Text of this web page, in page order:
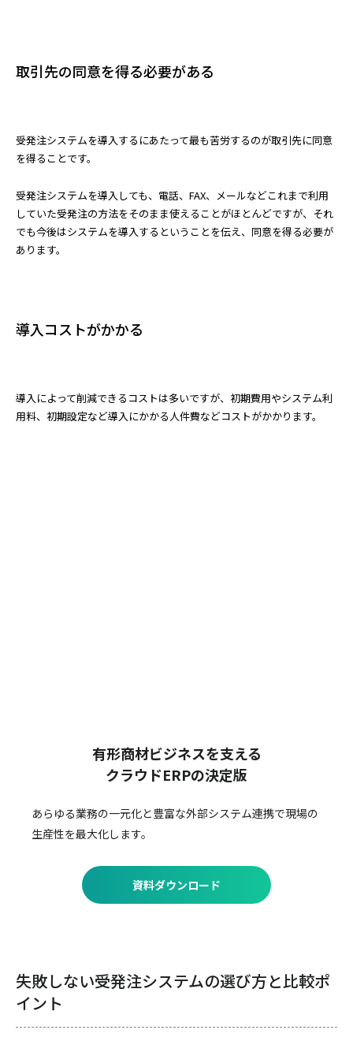
取引先の同意を得る必要がある
受発注システムを導入するにあたって最も苦労するのが取引先に同意
を得ることです。
受発注システムを導入しても、電話、FAX、メールなどこれまで利用
していた受発注の方法をそのまま使えることがほとんどですが、それ
でも今後はシステムを導入するということを伝え、同意を得る必要が
あります。
導入コストがかかる
導入によって削減できるコストは多いですが、初期費用やシステム利
用料、初期設定など導入にかかる人件費などコストがかかります。
有形商材ビジネスを支える
クラウドERPの決定版
あらゆる業務の一元化と豊富な外部システム連携で現場の
生産性を最大化します。
資料ダウンロード
失敗しない受発注システムの選び方と比較ポ
イント